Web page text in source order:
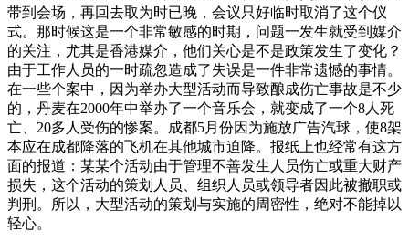
带到会场，再回去取为时已晚，会议只好临时取消了这个仪
式。那时候这是一个非常敏感的时期，问题一发生就受到媒介
的关注，尤其是香港媒介，他们关心是不是政策发生了变化？
由于工作人员的一时疏忽造成了失误是一件非常遗憾的事情。
在一些个案中，因为举办大型活动而导致酿成伤亡事故是不少
的，丹麦在2000年中举办了一个音乐会，就变成了一个8人死
亡、20多人受伤的惨案。成都5月份因为施放广告汽球，使8架
本应在成都降落的飞机在其他城市迫降。报纸上也经常有这方
面的报道：某某个活动由于管理不善发生人员伤亡或重大财产
损失，这个活动的策划人员、组织人员或领导者因此被撤职或
判刑。所以，大型活动的策划与实施的周密性，绝对不能掉以
轻心。